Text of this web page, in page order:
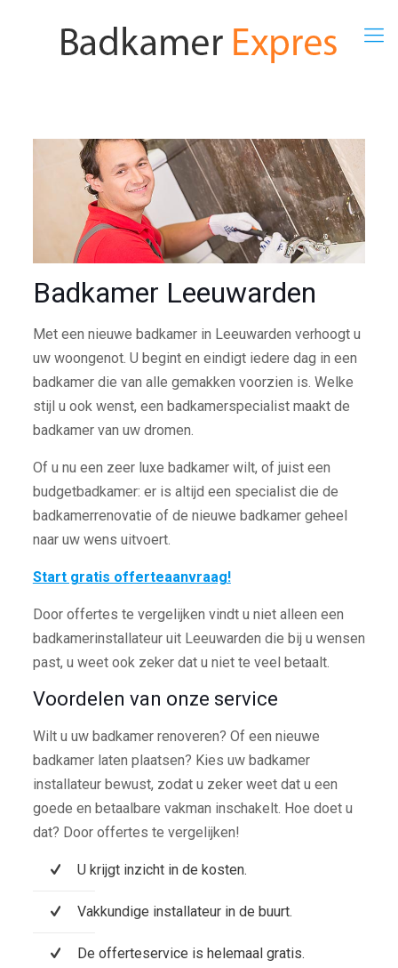
Badkamer Leeuwarden
Met een nieuwe badkamer in Leeuwarden verhoogt u
uw woongenot. U begint en eindigt iedere dag in een
badkamer die van alle gemakken voorzien is. Welke
stijl u ook wenst, een badkamerspecialist maakt de
badkamer van uw dromen.
Of u nu een zeer luxe badkamer wilt, of juist een
budgetbadkamer: er is altijd een specialist die de
badkamerrenovatie of de nieuwe badkamer geheel
naar uw wens uitvoert.
Start gratis offerteaanvraag!
Door offertes te vergelijken vindt u niet alleen een
badkamerinstallateur uit Leeuwarden die bij u wensen
past, u weet ook zeker dat u niet te veel betaalt.
Voordelen van onze service
Wilt u uw badkamer renoveren? Of een nieuwe
badkamer laten plaatsen? Kies uw badkamer
installateur bewust, zodat u zeker weet dat u een
goede en betaalbare vakman inschakelt. Hoe doet u
dat? Door offertes te vergelijken!
U krijgt inzicht in de kosten.
Vakkundige installateur in de buurt.
De offerteservice is helemaal gratis.